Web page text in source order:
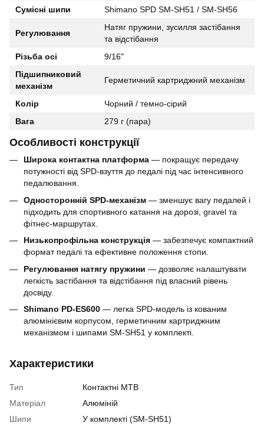
Сумісні шипи Shimano SPD SM-SH51 / SM-SH56
Регулювання
Натяг пружини, зусилля застібання
та відстібання
Різьба осі
9/16"
Підшипниковий
механізм
Герметичний картриджний механізм
Колір
Чорний / темно-сірий
Вага
279 г (пара)
Особливості конструкції
Широка контактна платформа — покращує передачу
потужності від SPD-взуття до педалі під час інтенсивного
педалювання.
Односторонній SPD-механізм — зменшує вагу педалей і
підходить для спортивного катання на дорозі, gravel та
фітнес-маршрутах.
Низькопрофільна конструкція — забезпечує компактний
формат педалі та ефективне положення стопи.
Регулювання натягу пружини — дозволяє налаштувати
легкість застібання та відстібання під власний рівень
досвіду.
Shimano PD-ES600 — легка SPD-модель із кованим
алюмінієвим корпусом, герметичним картриджним
механізмом і шипами SM-SH51 у комплекті.
Характеристики
Тип
Контактні MTB
Матеріал
Алюміній
Шипи
У комплекті (SM-SH51)